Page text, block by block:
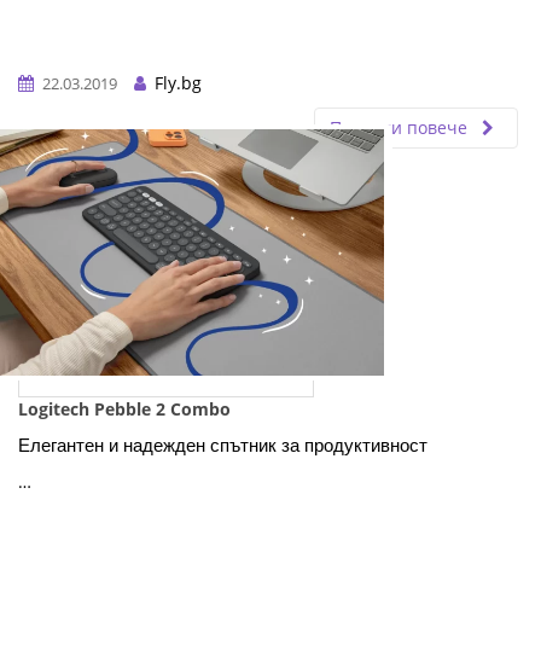
22.03.2019
Fly.bg
Прочети повече
Logitech Pebble 2 Combo
Елегантен и надежден спътник за продуктивност
…